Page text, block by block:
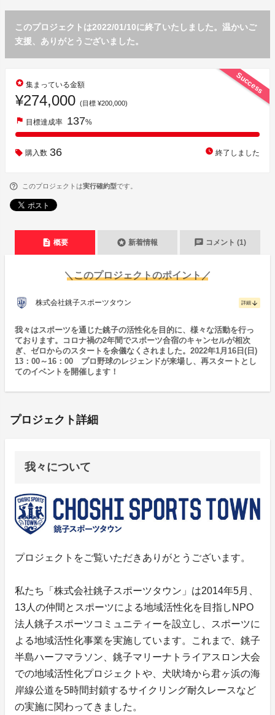
このプロジェクトは2022/01/10に終了いたしました。温かいご
支援、ありがとうございました。
Success
stars 集まっている金額
¥274,000 (目標 ¥200,000)
flag 目標達成率 137%
購入数 36 watch_later 終了しました
このプロジェクトは実行確約型です。
description 概要 stars 新着情報 chat コメント (1)
＼このプロジェクトのポイント／
株式会社銚子スポーツタウン 詳細 arrow_downward
我々はスポーツを通じた銚子の活性化を目的に、様々な活動を行っ
ております。コロナ禍の2年間でスポーツ合宿のキャンセルが相次
ぎ、ゼロからのスタートを余儀なくされました。2022年1月16日(日)
13：00～16：00 プロ野球のレジェンドが来場し、再スタートとし
てのイベントを開催します！
プロジェクト詳細
我々について
プロジェクトをご覧いただきありがとうございます。
私たち「株式会社銚子スポーツタウン」は2014年5月、
13人の仲間とスポーツによる地域活性化を目指しNPO
法人銚子スポーツコミュニティーを設立し、スポーツに
よる地域活性化事業を実施しています。これまで、銚子
半島ハーフマラソン、銚子マリーナトライアスロン大会
での地域活性化プロジェクトや、犬吠埼から君ヶ浜の海
岸線公道を5時間封鎖するサイクリング耐久レースなど
の実施に関わってきました。